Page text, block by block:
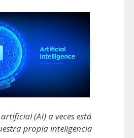
(AI) a veces está
propia inteligencia